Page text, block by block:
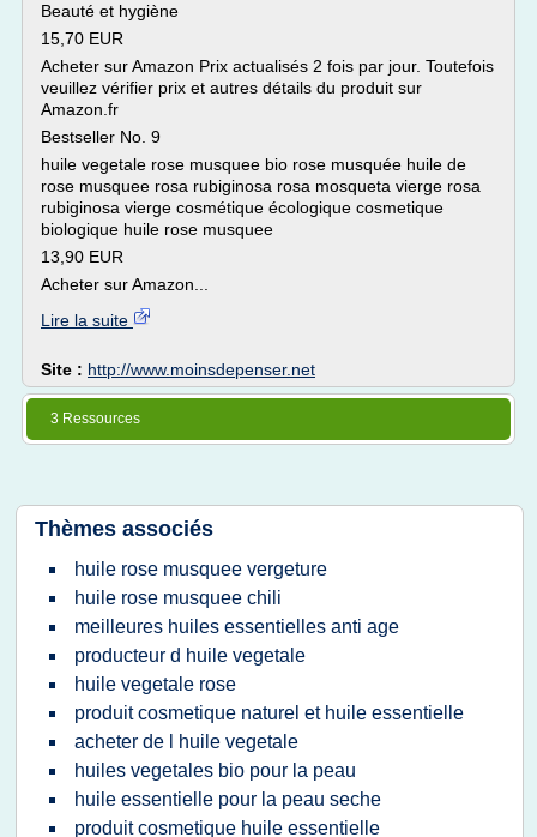
Beauté et hygiène
15,70 EUR
Acheter sur Amazon Prix actualisés 2 fois par jour. Toutefois
veuillez vérifier prix et autres détails du produit sur
Amazon.fr
Bestseller No. 9
huile vegetale rose musquee bio rose musquée huile de
rose musquee rosa rubiginosa rosa mosqueta vierge rosa
rubiginosa vierge cosmétique écologique cosmetique
biologique huile rose musquee
13,90 EUR
Acheter sur Amazon...
Lire la suite
Site : http://www.moinsdepenser.net
3 Ressources
Thèmes associés
huile rose musquee vergeture
huile rose musquee chili
meilleures huiles essentielles anti age
producteur d huile vegetale
huile vegetale rose
produit cosmetique naturel et huile essentielle
acheter de l huile vegetale
huiles vegetales bio pour la peau
huile essentielle pour la peau seche
produit cosmetique huile essentielle